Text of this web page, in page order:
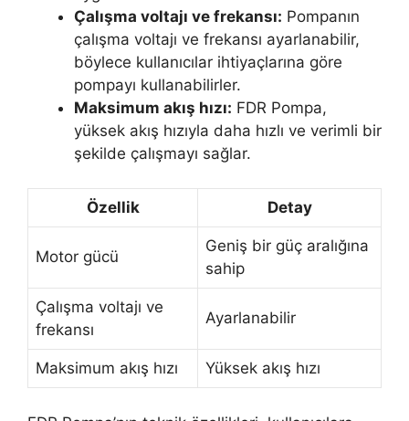
Çalışma voltajı ve frekansı: Pompanın
çalışma voltajı ve frekansı ayarlanabilir,
böylece kullanıcılar ihtiyaçlarına göre
pompayı kullanabilirler.
Maksimum akış hızı: FDR Pompa,
yüksek akış hızıyla daha hızlı ve verimli bir
şekilde çalışmayı sağlar.
Özellik Detay
Motor gücü
Geniş bir güç aralığına
sahip
Çalışma voltajı ve
frekansı
Ayarlanabilir
Maksimum akış hızı Yüksek akış hızı